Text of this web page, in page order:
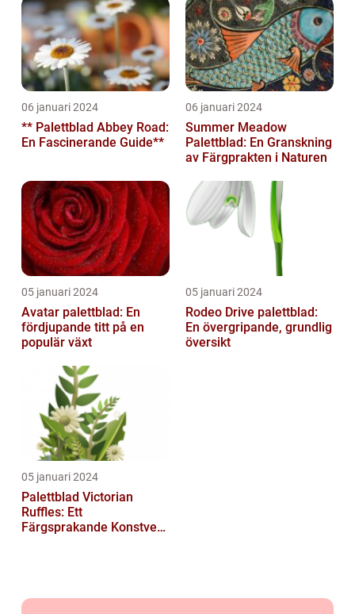
06 januari 2024
** Palettblad Abbey Road:
En Fascinerande Guide**
06 januari 2024
Summer Meadow
Palettblad: En Granskning
av Färgprakten i Naturen
05 januari 2024
Avatar palettblad: En
fördjupande titt på en
populär växt
05 januari 2024
Rodeo Drive palettblad:
En övergripande, grundlig
översikt
05 januari 2024
Palettblad Victorian
Ruffles: Ett
Färgsprakande Konstverk